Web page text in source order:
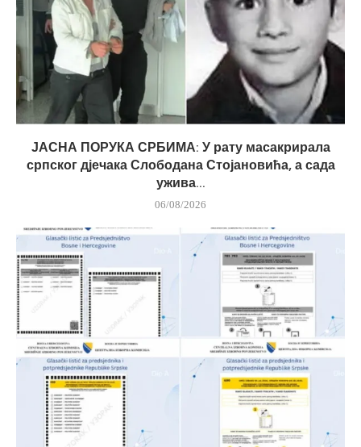
ЈАСНА ПОРУКА СРБИМА: У рату масакрирала
српског дјечака Слободана Стојановића, а сада
ужива...
06/08/2026